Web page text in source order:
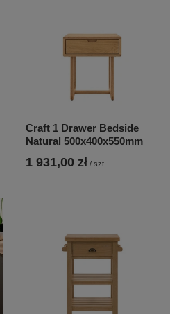
Craft 1 Drawer Bedside
Natural 500x400x550mm
1 931,00 zł / szt.